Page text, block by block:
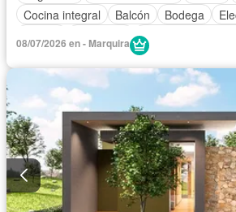
Cocina integral
Balcón Bodega
Caseta de vigilancia
08/07/2026 en - Marquira